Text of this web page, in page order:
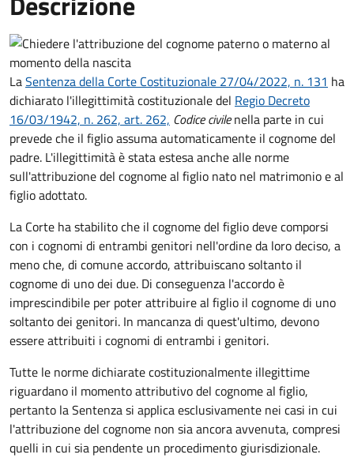
LaSentenza della Corte Costituzionale 27/04/2022, n. 131 ha
dichiarato l'illegittimità costituzionale del Regio Decreto
16/03/1942, n. 262, art. 262, Codice civilenella parte in cui
prevede che il figlio assuma automaticamente il cognome del
padre. L'illegittimità è stata estesa anche alle norme
sull'attribuzione del cognome al figlio nato nel matrimonio e al
figlio adottato.
La Corte ha stabilito che il cognome del figlio deve comporsi
con i cognomi di entrambi genitori nell'ordine da loro deciso, a
meno che, di comune accordo, attribuiscano soltanto il
cognome di uno dei due. Di conseguenza l'accordo è
imprescindibile per poter attribuire al figlio il cognome di uno
soltanto dei genitori. In mancanza di quest'ultimo, devono
essere attribuiti i cognomi di entrambi i genitori.
Tutte le norme dichiarate costituzionalmente illegittime
riguardano il momento attributivo del cognome al figlio,
pertanto la Sentenza si applica esclusivamente nei casi in cui
l'attribuzione del cognome non sia ancora avvenuta, compresi
quelli in cui sia pendente un procedimento giurisdizionale.